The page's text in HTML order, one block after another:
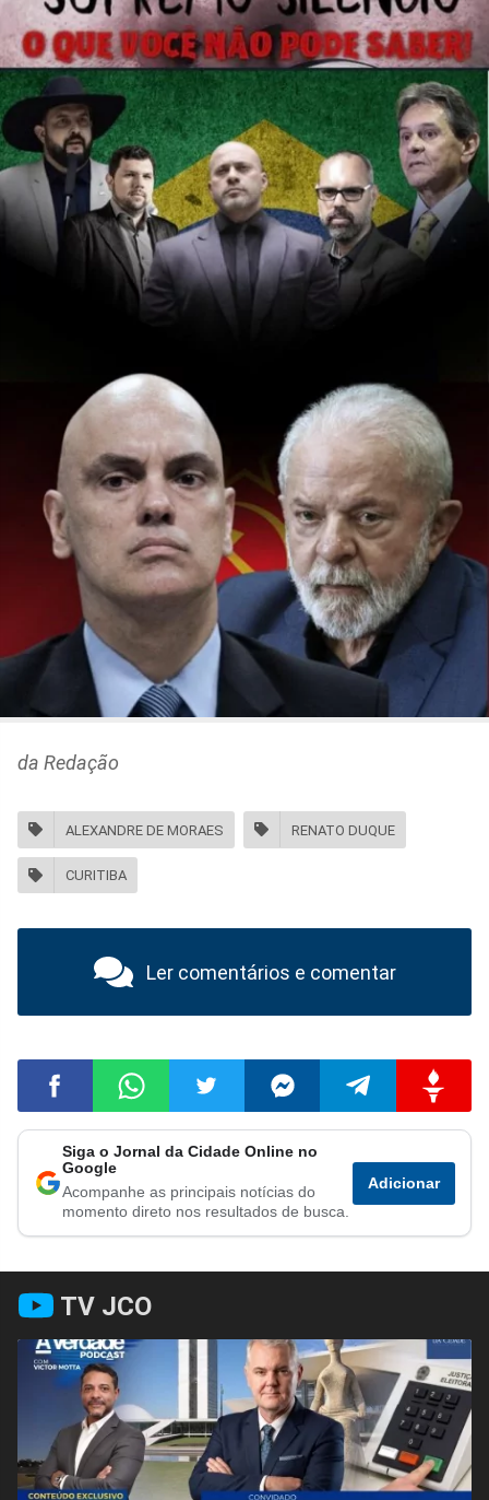
da Redação
ALEXANDRE DE MORAES RENATO DUQUE
CURITIBA
Ler comentários e comentar
Compartilhar
no
Facebook
Compartilhar
no
Whatsapp
Compartilhar
no
Twitter
Compartilhar
no
Messenger
Compartilhar
no
Telegram
no
Gettr
Siga o Jornal da Cidade Online no
Google
Acompanhe as principais notícias do
momento direto nos resultados de busca.
Adicionar
TV JCO